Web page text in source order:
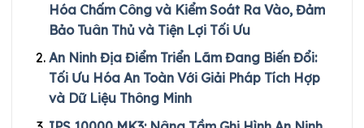
Hóa Chấm Công và Kiểm Soát Ra Vào, Đảm
Bảo Tuân Thủ và Tiện Lợi Tối Ưu
An Ninh Địa Điểm Triển Lãm Đang Biến Đổi:
Tối Ưu Hóa An Toàn Với Giải Pháp Tích Hợp
và Dữ Liệu Thông Minh